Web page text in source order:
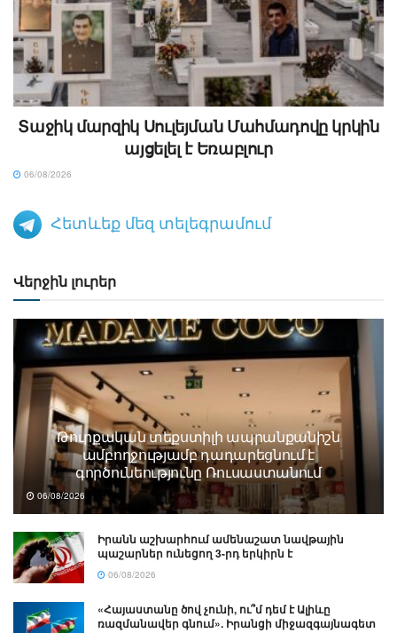
Տաջիկ մարզիկ Սուլեյման Մահմադովը կրկին
այցելել է Եռաբլուր
06/08/2026
Հետևեք մեզ տելեգրամում
Վերջին լուրեր
Թուրքական տեքստիլի ապրանքանիշն
ամբողջությամբ դադարեցնում է
գործունեությունը Ռուսաստանում
06/08/2026
Իրանն աշխարհում ամենաշատ նավթային
պաշարներ ունեցող 3-րդ երկիրն է
06/08/2026
«Հայաստանը ծով չունի, ու՞մ դեմ է Ալիևը
ռազմանավեր գնում». Իրանցի միջազգայնագետ